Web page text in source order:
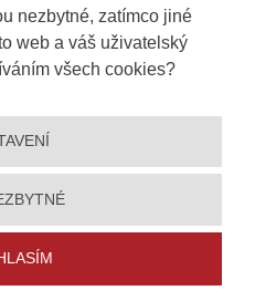
nezbytné, zatímco jiné
web a váš uživatelský
všech cookies?
osobních údajů |Mapa stránek ||